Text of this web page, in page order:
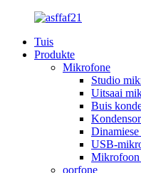
Tuis
Produkte
Mikrofone
Studio
Uitsaai
Buis
USB-
Mikrofoon
oorfone